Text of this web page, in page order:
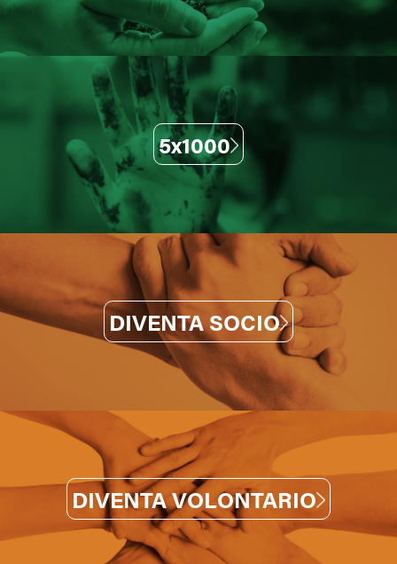
5x1000
DIVENTA SOCIO
DIVENTA VOLONTARIO